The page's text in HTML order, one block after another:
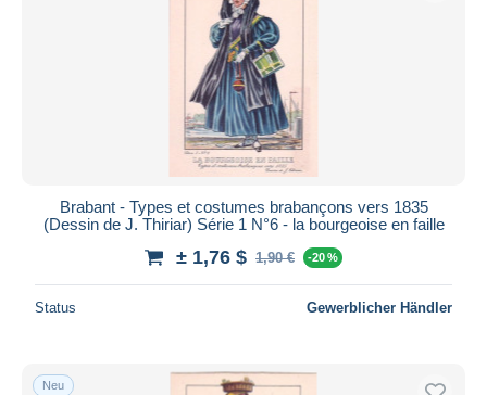
Brabant - Types et costumes brabançons vers 1835
(Dessin de J. Thiriar) Série 1 N°6 - la bourgeoise en faille
± 1,76 $ 1,90 € -20 %
Status Gewerblicher Händler
Neu